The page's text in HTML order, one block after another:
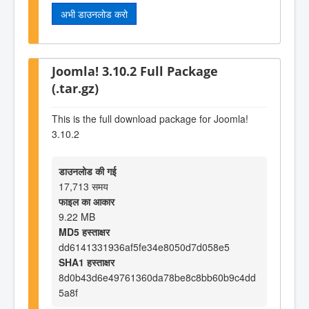
अभी डाउनलोड करो
Joomla! 3.10.2 Full Package
(.tar.gz)
This is the full download package for Joomla!
3.10.2
डाउनलोड की गई
17,713 समय
फाइल का आकार
9.22 MB
MD5 हस्ताक्षर
dd6141331936af5fe34e8050d7d058e5
SHA1 हस्ताक्षर
8d0b43d6e49761360da78be8c8bb60b9c4dd
5a8f